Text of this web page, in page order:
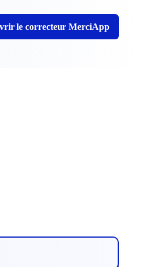
le correcteur MerciApp